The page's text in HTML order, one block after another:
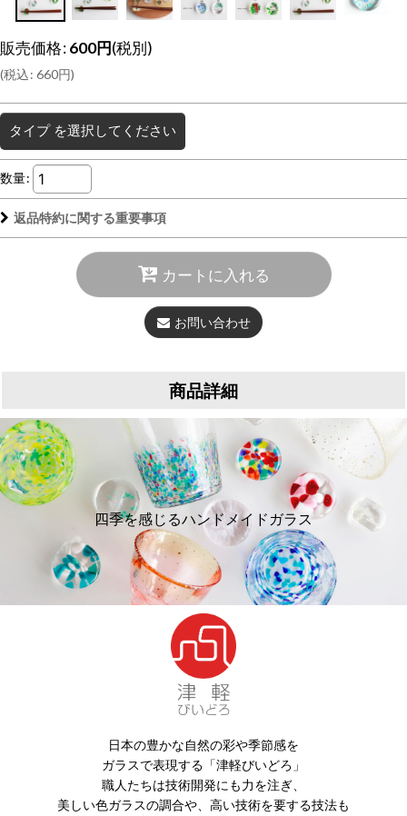
販売価格:600円(税別)
(税込: 660円)
タイプ を選択してください
数量:
返品特約に関する重要事項
カートに入れる
お問い合わせ
商品詳細
四季を感じるハンドメイドガラス
日本の豊かな自然の彩や季節感を
ガラスで表現する「津軽びいどろ」
職人たちは技術開発にも力を注ぎ、
美しい色ガラスの調合や、高い技術を要する技法も